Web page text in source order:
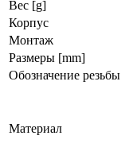
Вес [g]
Корпус
Монтаж
Размеры [mm]
Обозначение резьбы
Материал